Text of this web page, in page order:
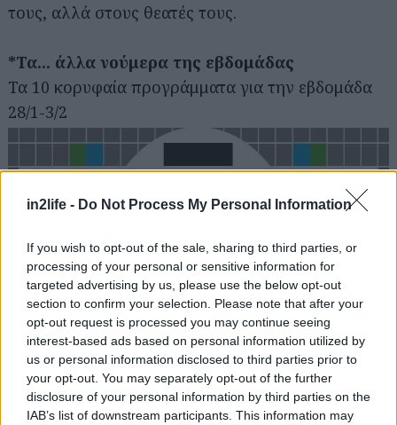
in2life - Do Not Process My Personal Information
If you wish to opt-out of the sale, sharing to third parties, or
processing of your personal or sensitive information for
targeted advertising by us, please use the below opt-out
section to confirm your selection. Please note that after your
opt-out request is processed you may continue seeing
interest-based ads based on personal information utilized by
us or personal information disclosed to third parties prior to
your opt-out. You may separately opt-out of the further
disclosure of your personal information by third parties on the
IAB’s list of downstream participants. This information may
τους, αλλά στους θεατές τους.
*Τα... άλλα νούμερα της εβδομάδας
Τα 10 κορυφαία προγράμματα για την εβδομάδα
28/1-3/2
Αναζήτηση
για...